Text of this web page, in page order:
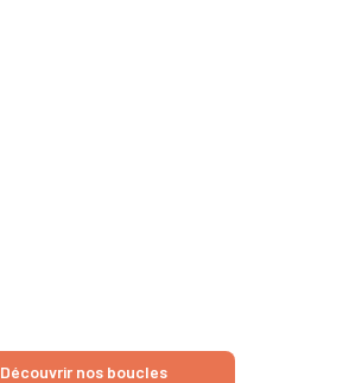
Découvrir nos boucles